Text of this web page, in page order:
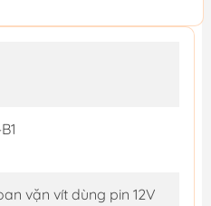
vặn vít dùng pin 12V